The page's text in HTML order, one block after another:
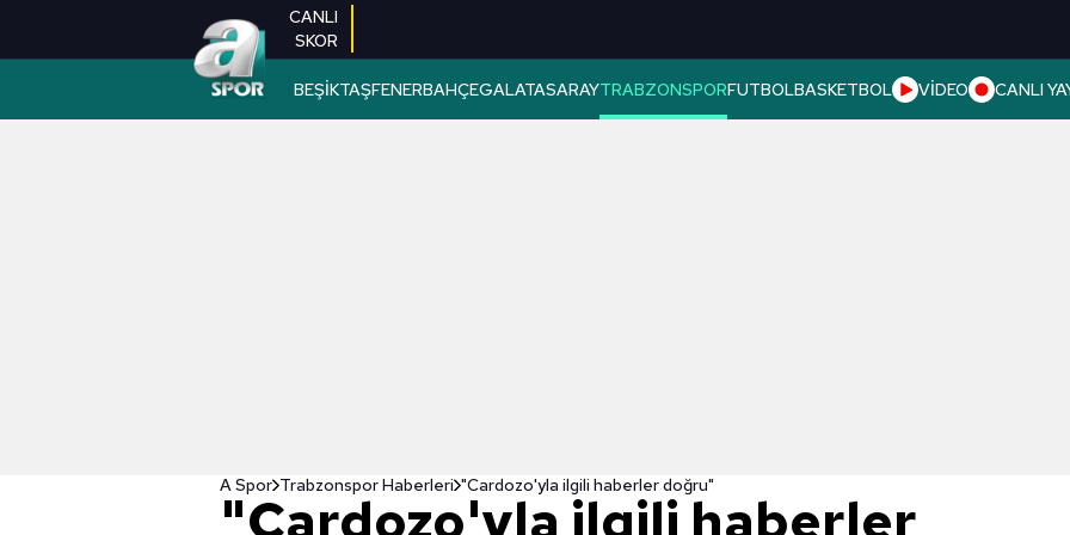
CANLI
SKOR
BEŞİKTAŞFENERBAHÇEGALATASARAYTRABZONSPORFUTBOLBASKETBOL VİDEO CANLI
A Spor Trabzonspor Haberleri "Cardozo'yla ilgili haberler doğru"
"Cardozo'yla ilgili haberler